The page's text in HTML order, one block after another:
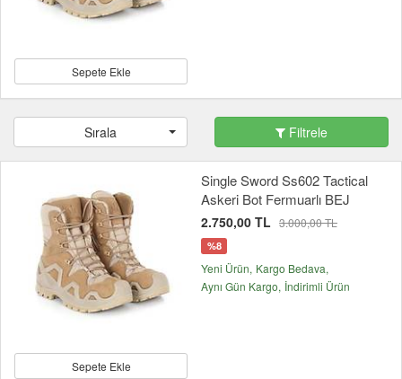
Sepete Ekle
Sırala Filtrele
Sepete Ekle
Single Sword Ss602 Tactical
Askeri Bot Fermuarlı BEJ
2.750,00 TL 3.000,00 TL
%8
Yeni Ürün Kargo Bedava
Aynı Gün Kargo İndirimli Ürün